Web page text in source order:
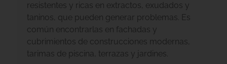
resistentes y ricas en extractos, exudados y
taninos, que pueden generar problemas. Es
común encontrarlas en fachadas y
cubrimientos de construcciones modernas,
tarimas de piscina, terrazas y jardines.